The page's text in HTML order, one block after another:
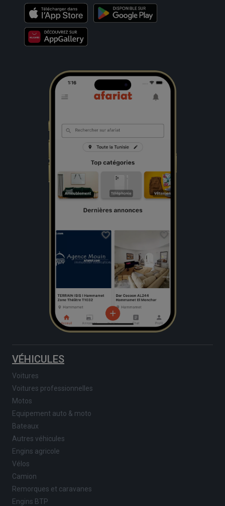
VÉHICULES
Voitures
Voitures professionnelles
Motos
Equipement auto & moto
Bateaux
Autres véhicules
Engins agricole
Vélos
Camion
Remorques et caravanes
Engins BTP